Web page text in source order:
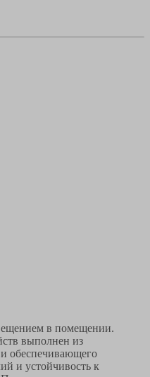
в помещении.
выполнен из
обеспечивающего
и устойчивость к